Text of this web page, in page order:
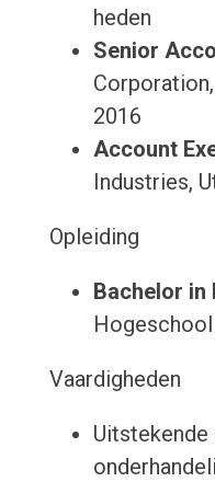
heden
Senior
2016
Account
Industries,
Opleiding
Bachelor
Vaardigheden